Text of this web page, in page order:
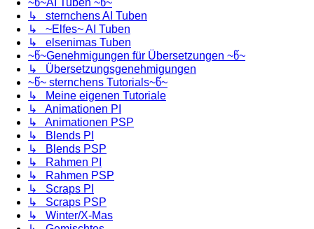
~წ~AI Tuben ~წ~
↳ sternchens AI Tuben
↳ ~Elfes~ AI Tuben
↳ elsenimas Tuben
~წ~Genehmigungen für Übersetzungen ~წ~
↳ Übersetzungsgenehmigungen
~წ~ sternchens Tutorials~წ~
↳ Meine eigenen Tutoriale
↳ Animationen PI
↳ Animationen PSP
↳ Blends PI
↳ Blends PSP
↳ Rahmen PI
↳ Rahmen PSP
↳ Scraps PI
↳ Scraps PSP
↳ Winter/X-Mas